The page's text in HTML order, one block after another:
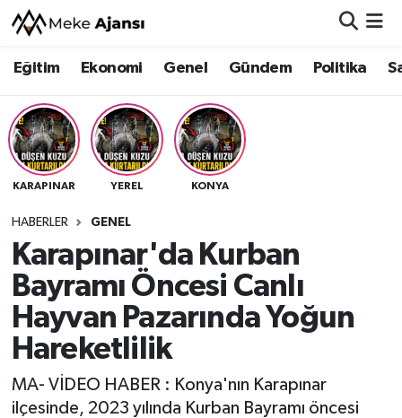
Eğitim Ekonomi Genel Gündem Politika
KARAPINAR YEREL KONYA
HABERLER GENEL
Karapınar'da Kurban
Bayramı Öncesi Canlı
Hayvan Pazarında Yoğun
Hareketlilik
MA- VİDEO HABER : Konya'nın Karapınar
ilçesinde, 2023 yılında Kurban Bayramı öncesi
Eğitim
Ekonomi
Genel
Politika
Sağlık
Siyaset
Spor
Nöbetçi Eczaneler
Hava Durumu
Namaz Vakitleri
Süper Lig Puan Durumu ve Fikstür
Tüm Manşetler
Son Dakika Haberleri
Haber Arşivi